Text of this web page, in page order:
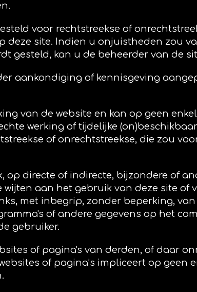
voor rechtstreekse of
site. Indien u onjuistheden zou
gesteld, kan u de beheerder van de
aankondiging of kennisgeving
van de website en kan op geen
werking of tijdelijke
of onrechtstreekse, die zou
op directe of indirecte, bijzondere of
aan het gebruik van deze site of
met inbegrip, zonder beperking,
of andere gegevens op het
gebruiker.
of pagina's van derden, of daar
of pagina’s impliceert op geen